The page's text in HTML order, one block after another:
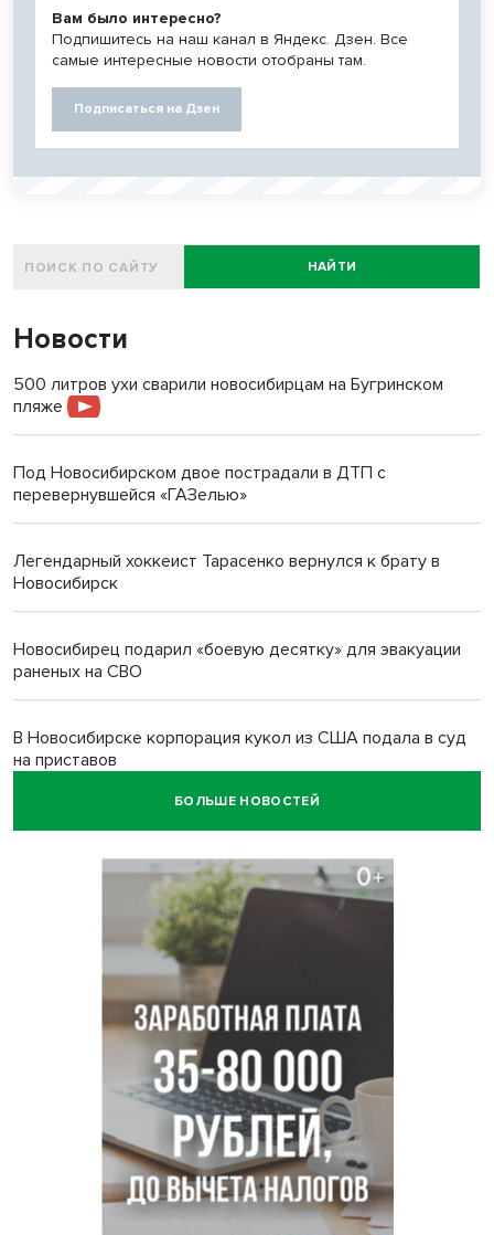
Вам было интересно?
Подпишитесь на наш канал в Яндекс. Дзен. Все
самые интересные новости отобраны там.
Подписаться на Дзен
НАЙТИ
Новости
500 литров ухи сварили новосибирцам на Бугринском
пляже
Под Новосибирском двое пострадали в ДТП с
перевернувшейся «ГАЗелью»
Легендарный хоккеист Тарасенко вернулся к брату в
Новосибирск
Новосибирец подарил «боевую десятку» для эвакуации
раненых на СВО
В Новосибирске корпорация кукол из США подала в суд
на приставов
В Новосибирске минздрав объявил бесплатную
В Новосибирске врачи прооперировали 25 тысяч
пациентов с катарактой
Знаменитый орангутан Бату отметил юбилей в
новосибирском зоопарке
Новосибирские хирурги спасли сердце восьмиклассницы
с донорским клапаном
БОЛЬШЕ НОВОСТЕЙ